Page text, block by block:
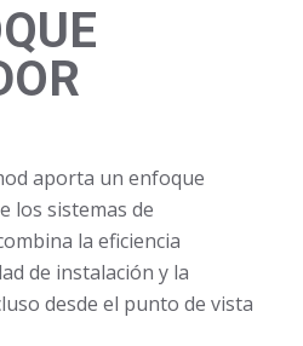
aporta un enfoque
los sistemas de
la eficiencia
de instalación y la
desde el punto de vista